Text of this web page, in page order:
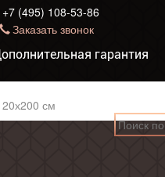
+7 (495) 108-53-86
Заказать звонок
гарантия
см